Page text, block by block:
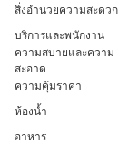
สิ่งอำนวยความสะดวก
บริการและพนักงาน
ความสบายและความ
สะอาด
ความคุ้มราคา
ห้องน้ำ
อาหาร